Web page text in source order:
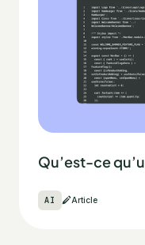
Qu’est-ce
AI Article